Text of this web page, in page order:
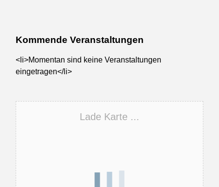
Kommende Veranstaltungen
<li>Momentan sind keine Veranstaltungen
eingetragen</li>
Lade Karte ...